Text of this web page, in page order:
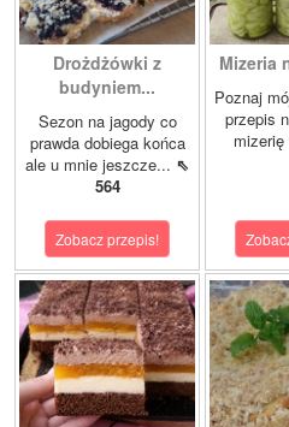
Drożdżówki z
budyniem...
Sezon na jagody co
prawda dobiega końca
ale u mnie jeszcze... ⇖
564
Zobacz przepis!
Mizeria
Poznaj
przepis
mizerię